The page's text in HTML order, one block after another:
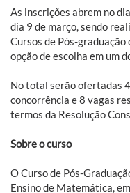
As inscrições abrem no
dia 9 de março, sendo
Cursos de Pós-graduação
opção de escolha em um
No total serão ofertadas
concorrência e 8 vagas
termos da Resolução
Sobre o curso
O Curso de Pós-
Ensino de Matemática,